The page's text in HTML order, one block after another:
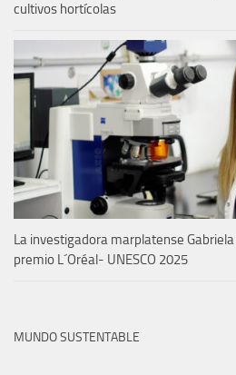
cultivos hortícolas
La investigadora marplatense
premio L´Oréal- UNESCO 2025
MUNDO SUSTENTABLE